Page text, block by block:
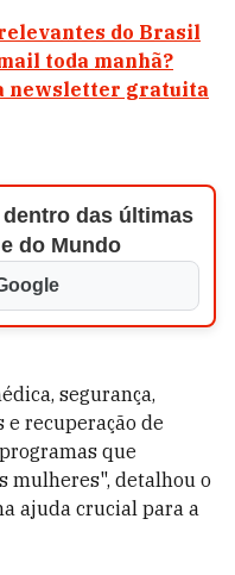
do Brasil
toda manhã?
newsletter gratuita
das últimas
do Mundo
segurança,
recuperação de
que
mulheres", detalhou o
ajuda crucial para a